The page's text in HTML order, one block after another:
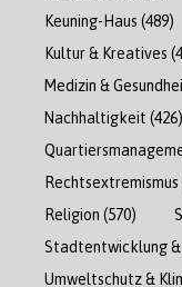
Keuning-Haus (489)
Kultur & Kreatives
Medizin &
Nachhaltigkeit (426)
Rechtsextremismus
Religion (570)
Stadtentwicklung
Umweltschutz &